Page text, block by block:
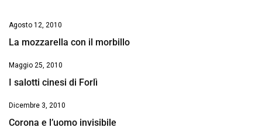
Agosto 12, 2010
La mozzarella con il morbillo
Maggio 25, 2010
I salotti cinesi di Forlì
Dicembre 3, 2010
Corona e l’uomo invisibile